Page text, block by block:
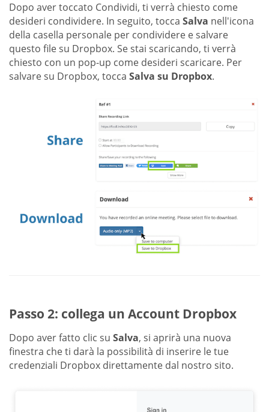
Dopo aver toccato Condividi, ti verrà chiesto come
desideri condividere. In seguito, tocca Salva nell'icona
della casella personale per condividere e salvare
questo file su Dropbox. Se stai scaricando, ti verrà
chiesto con un pop-up come desideri scaricare. Per
salvare su Dropbox, tocca Salva su Dropbox.
Passo 2: collega un Account Dropbox
Dopo aver fatto clic su Salva, si aprirà una nuova
finestra che ti darà la possibilità di inserire le tue
credenziali Dropbox direttamente dal nostro sito.